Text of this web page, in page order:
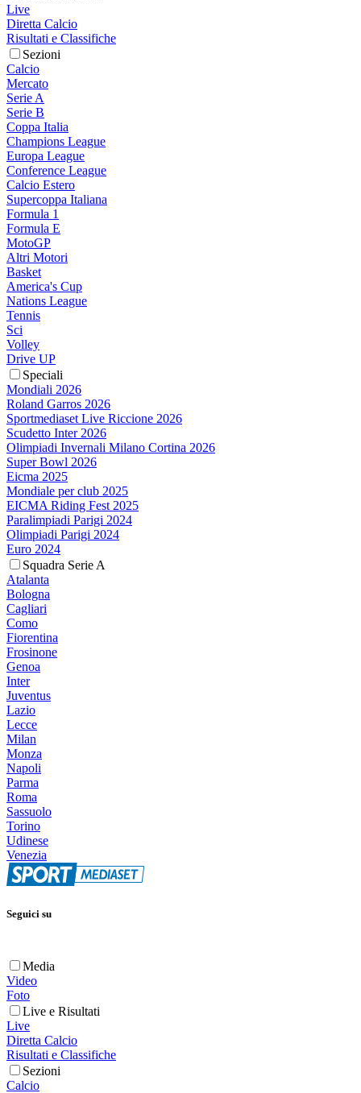
Live
Diretta Calcio
Risultati e Classifiche
Sezioni
Calcio
Mercato
Serie A
Serie B
Coppa Italia
Champions League
Europa League
Conference League
Calcio Estero
Supercoppa Italiana
Formula 1
Formula E
MotoGP
Altri Motori
Basket
America's Cup
Nations League
Tennis
Sci
Volley
Drive UP
Speciali
Mondiali 2026
Roland Garros 2026
Sportmediaset Live Riccione 2026
Scudetto Inter 2026
Olimpiadi Invernali Milano Cortina 2026
Super Bowl 2026
Eicma 2025
Mondiale per club 2025
EICMA Riding Fest 2025
Paralimpiadi Parigi 2024
Olimpiadi Parigi 2024
Euro 2024
Squadra Serie A
Atalanta
Bologna
Cagliari
Como
Fiorentina
Frosinone
Genoa
Inter
Juventus
Lazio
Lecce
Milan
Monza
Napoli
Parma
Roma
Sassuolo
Torino
Udinese
Venezia
Seguici su
Media
Video
Foto
Live e Risultati
Live
Diretta Calcio
Risultati e Classifiche
Sezioni
Calcio